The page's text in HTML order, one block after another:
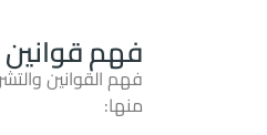
فهم قوانين
فهم القوانين
منها: